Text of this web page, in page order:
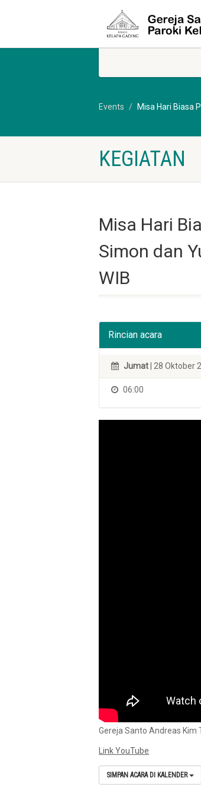
Events Misa Hari Biasa
KEGIATAN
Misa Hari
Simon dan
WIB
Rincian acara
Jumat | 28 Oktober
06:00
Gereja Santo Andreas Kim
Link YouTube
SIMPAN ACARA DI KALENDER